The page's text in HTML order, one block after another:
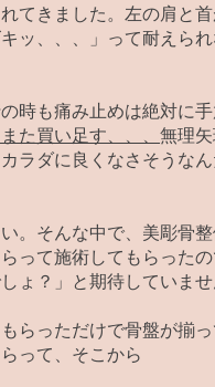
てきました。左の肩と
ッ、、、」って耐えら
時も痛み止めは絶対に
た買い足す、、、無理
ラダに良くなさそうな
。そんな中で、美彫骨整
って施術してもらった
ょ？」と期待していませ
らっただけで骨盤が揃
って、そこから